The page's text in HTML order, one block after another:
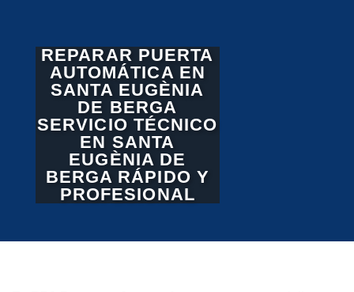
REPARAR PUERTA
AUTOMÁTICA EN
SANTA EUGÈNIA
DE BERGA
SERVICIO TÉCNICO
EN SANTA
EUGÈNIA DE
BERGA RÁPIDO Y
PROFESIONAL